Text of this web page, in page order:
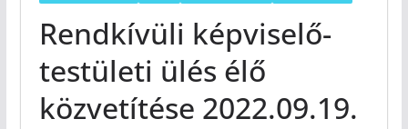
Rendkívüli képviselő-
testületi ülés élő
közvetítése 2022.09.19.